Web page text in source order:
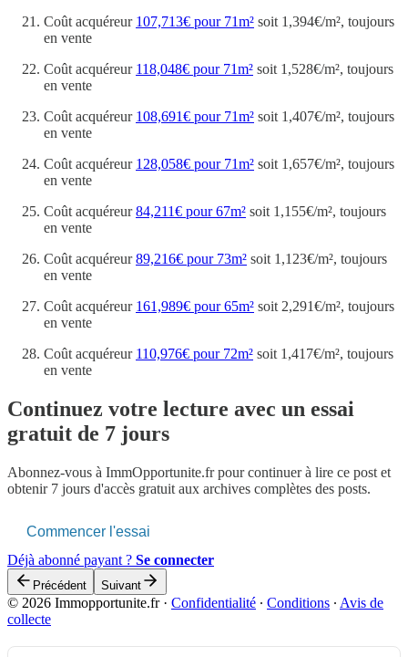
Coût acquéreur 107,713€ pour 71m² soit 1,394€/m², toujours
en vente
Coût acquéreur 118,048€ pour 71m² soit 1,528€/m², toujours
en vente
Coût acquéreur 108,691€ pour 71m² soit 1,407€/m², toujours
en vente
Coût acquéreur 128,058€ pour 71m² soit 1,657€/m², toujours
en vente
Coût acquéreur84,211€ pour 67m² soit 1,155€/m², toujours
en vente
Coût acquéreur89,216€ pour 73m² soit 1,123€/m², toujours
en vente
Coût acquéreur 161,989€ pour 65m² soit 2,291€/m², toujours
en vente
Coût acquéreur 110,976€ pour 72m² soit 1,417€/m², toujours
en vente
Continuez votre lecture avec un essai
gratuit de 7 jours
Abonnez-vous à ImmOpportunite.frpour continuer à lire ce post et
obtenir 7 jours d'accès gratuit aux archives complètes des posts.
Commencer l'essai
Déjà abonné payant ? Se connecter
Précédent Suivant
© 2026 Immopportunite.fr· Confidentialité ∙ Conditions ∙ Avis de
collecte